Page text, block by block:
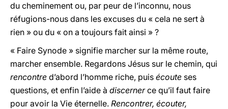
du cheminement ou, par peur de l’inconnu, nous
réfugions-nous dans les excuses du « cela ne sert à
rien » ou du « on a toujours fait ainsi » ?
« Faire Synode » signifie marcher sur la même route,
marcher ensemble. Regardons Jésus sur le chemin, qui
rencontre d’abord l’homme riche, puis écoute ses
questions, et enfin l’aide à discernerce qu’il faut faire
pour avoir la Vie éternelle. Rencontrer, écouter,